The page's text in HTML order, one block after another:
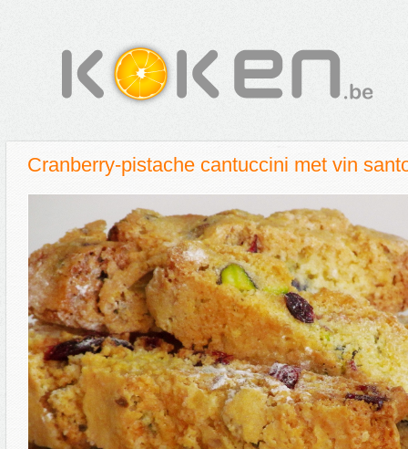
Cranberry-pistache cantuccini met vin